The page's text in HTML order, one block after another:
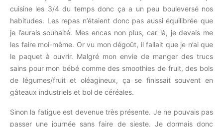
cuisine les 3/4 du temps donc ça a un peu bouleversé nos
habitudes. Les repas n’étaient donc pas aussi équilibrée que
je l’aurais souhaité. Mes encas non plus, car là, je devais me
les faire moi-même. Or vu mon dégoût, il fallait que je n’ai que
le paquet à ouvrir. Malgré mon envie de manger des trucs
sains pour mon bébé comme des smoothies de fruit, des bols
de légumes/fruit et oléagineux, ça se finissait souvent en
gâteaux industriels et bol de céréales.
Sinon la fatigue est devenue très présente. Je ne pouvais pas
passer une journée sans faire de sieste. Je dormais donc